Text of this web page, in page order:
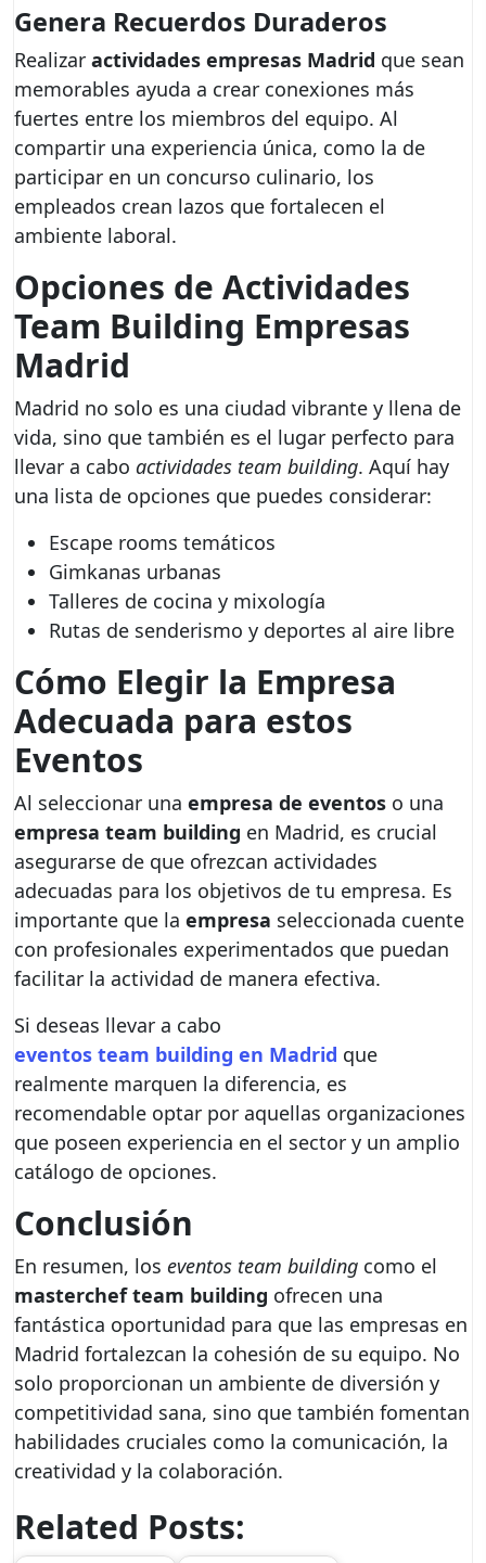
Genera Recuerdos Duraderos
Realizar actividades empresas Madrid que sean
memorables ayuda a crear conexiones más
fuertes entre los miembros del equipo. Al
compartir una experiencia única, como la de
participar en un concurso culinario, los
empleados crean lazos que fortalecen el
ambiente laboral.
Opciones de Actividades
Team Building Empresas
Madrid
Madrid no solo es una ciudad vibrante y llena de
vida, sino que también es el lugar perfecto para
llevar a cabo actividades team building. Aquí hay
una lista de opciones que puedes considerar:
Escape rooms temáticos
Gimkanas urbanas
Talleres de cocina y mixología
Rutas de senderismo y deportes al aire libre
Cómo Elegir la Empresa
Adecuada para estos
Eventos
Al seleccionar una empresa de eventos o una
empresa team building en Madrid, es crucial
asegurarse de que ofrezcan actividades
adecuadas para los objetivos de tu empresa. Es
importante que la empresa seleccionada cuente
con profesionales experimentados que puedan
facilitar la actividad de manera efectiva.
Si deseas llevar a cabo
eventos team building en Madrid que
realmente marquen la diferencia, es
recomendable optar por aquellas organizaciones
que poseen experiencia en el sector y un amplio
catálogo de opciones.
Conclusión
En resumen, los eventos team building como el
masterchef team building ofrecen una
fantástica oportunidad para que las empresas en
Madrid fortalezcan la cohesión de su equipo. No
solo proporcionan un ambiente de diversión y
competitividad sana, sino que también fomentan
habilidades cruciales como la comunicación, la
creatividad y la colaboración.
Related Posts: